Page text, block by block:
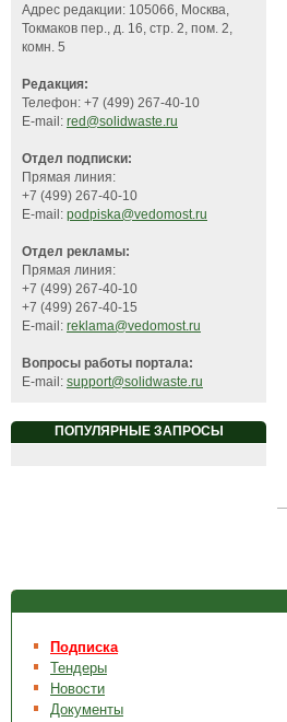
Адрес редакции: 105066, Москва,
Токмаков пер., д. 16, стр. 2, пом. 2,
комн. 5
Редакция:
Телефон: +7 (499) 267-40-10
E-mail: red@solidwaste.ru
Отдел подписки:
Прямая линия:
+7 (499) 267-40-10
E-mail: podpiska@vedomost.ru
Отдел рекламы:
Прямая линия:
+7 (499) 267-40-10
+7 (499) 267-40-15
E-mail: reklama@vedomost.ru
Вопросы работы портала:
E-mail: support@solidwaste.ru
ПОПУЛЯРНЫЕ ЗАПРОСЫ
Подписка
Тендеры
Новости
Документы